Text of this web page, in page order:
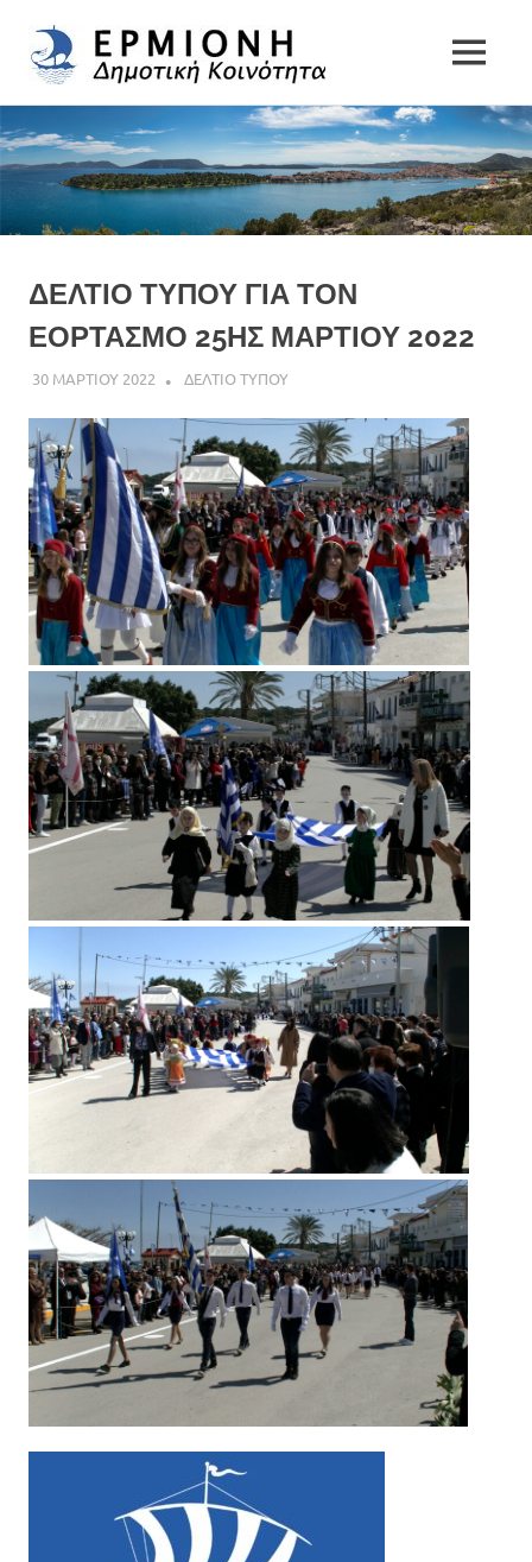
to
content
Δημοτική
Κοινότητα
Ερμιόνης
MENU
ΔΕΛΤΙΟ ΤΥΠΟΥ ΓΙΑ ΤΟΝ
ΕΟΡΤΑΣΜΟ 25ΗΣ ΜΑΡΤΙΟΥ 2022
30 ΜΑΡΤΙΟΥ 2022 DK ERMIONIS
ΔΕΛΤΙΟ ΤΥΠΟΥ